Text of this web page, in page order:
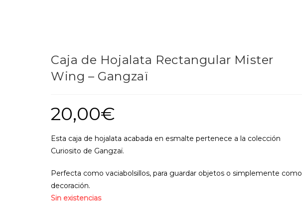
Caja de Hojalata Rectangular Mister
Wing – Gangzaï
20,00€
Esta caja de hojalata acabada en esmalte pertenece a la colección
Curiosito de Gangzaï.
Perfecta como vaciabolsillos, para guardar objetos o simplemente como
decoración.
Sin existencias